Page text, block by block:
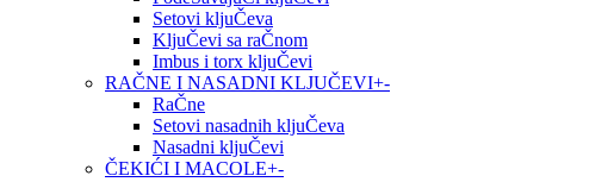
Setovi kljuČeva
KljuČevi sa raČnom
Imbus i torx kljuČevi
RAČNE I NASADNI KLJUČEVI+-
RaČne
Setovi nasadnih kljuČeva
Nasadni kljuČevi
ČEKIĆI I MACOLE+-